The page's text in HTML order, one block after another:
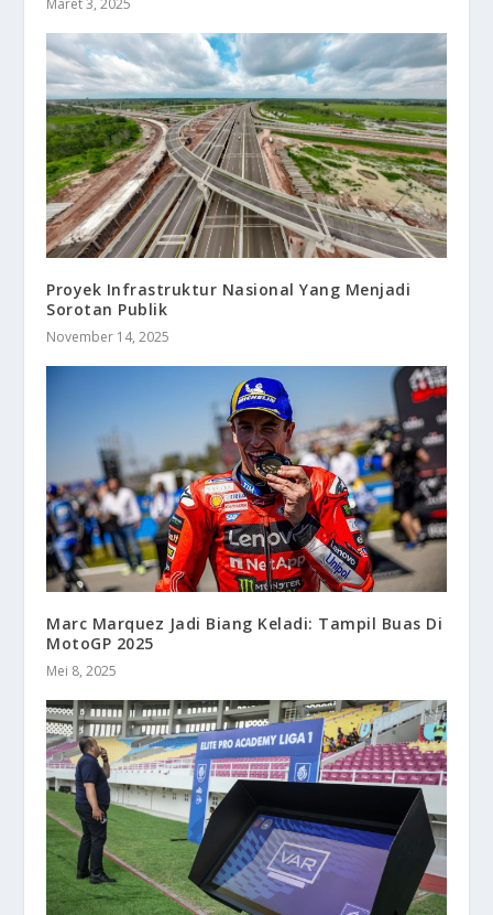
Maret 3, 2025
Proyek Infrastruktur Nasional Yang Menjadi
Sorotan Publik
November 14, 2025
Marc Marquez Jadi Biang Keladi: Tampil Buas Di
MotoGP 2025
Mei 8, 2025